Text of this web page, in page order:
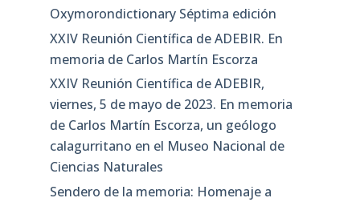
Oxymorondictionary Séptima edición
XXIV Reunión Científica de ADEBIR. En
memoria de Carlos Martín Escorza
XXIV Reunión Científica de ADEBIR,
viernes, 5 de mayo de 2023. En memoria
de Carlos Martín Escorza, un geólogo
calagurritano en el Museo Nacional de
Ciencias Naturales
Sendero de la memoria: Homenaje a